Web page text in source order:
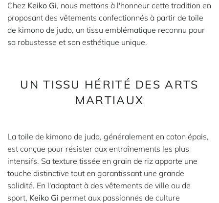
Chez Keiko Gi, nous mettons à l'honneur cette tradition en
proposant des vêtements confectionnés à partir de toile
de kimono de judo, un tissu emblématique reconnu pour
sa robustesse et son esthétique unique.
UN TISSU HÉRITÉ DES ARTS
MARTIAUX
La toile de kimono de judo, généralement en coton épais,
est conçue pour résister aux entraînements les plus
intensifs. Sa texture tissée en grain de riz apporte une
touche distinctive tout en garantissant une grande
solidité. En l'adaptant à des vêtements de ville ou de
sport, Keiko Gi permet aux passionnés de culture